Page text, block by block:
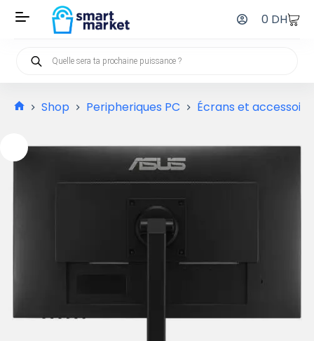
0 DH
Shop Peripheriques PC Écrans et